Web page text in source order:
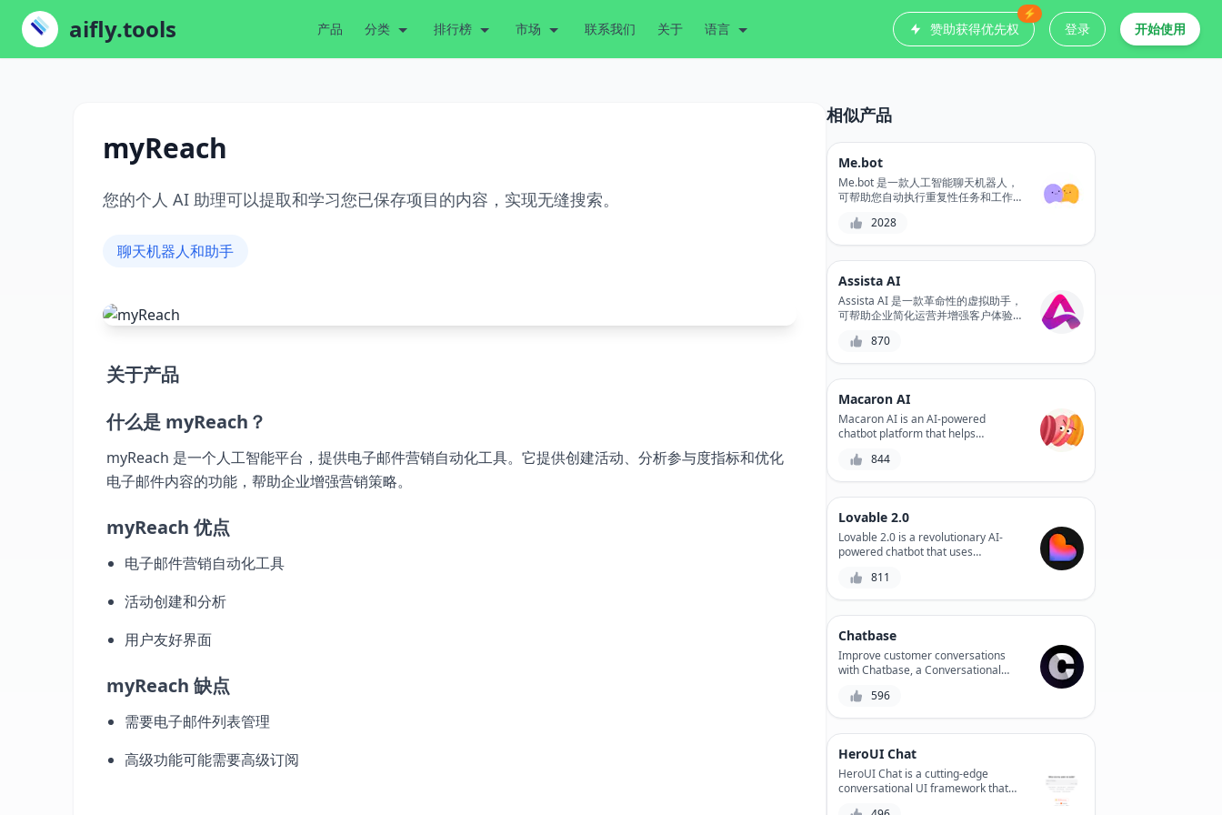
aifly.tools 产品 分类 排行榜 市场 联系我们 关于 语言 赞助获得优先权
⚡
登录 开始使用
myReach
您的个人 AI 助理可以提取和学习您已保存项目的内容，实现无缝搜索。
聊天机器人和助手
关于产品
什么是 myReach？
myReach 是一个人工智能平台，提供电子邮件营销自动化工具。它提供创建活动、分析参与度指标和优化
电子邮件内容的功能，帮助企业增强营销策略。
myReach 优点
电子邮件营销自动化工具
活动创建和分析
用户友好界面
myReach 缺点
需要电子邮件列表管理
高级功能可能需要高级订阅
相似产品
Me.bot
Me.bot 是一款人工智能聊天机器人，
可帮助您自动执行重复性任务和工作流
作效率。凭借其可自定义的工作流程和
并实现目标。
2028
Assista AI
Assista AI 是一款革命性的虚拟助手，
可帮助企业简化运营并增强客户体验。
帮助自动执行任务、提供个性化支持并
870
Macaron AI
Macaron AI is an AI-powered
chatbot platform that helps
support and sales conversations,
844
Lovable 2.0
Lovable 2.0 is a revolutionary AI-
powered chatbot that uses
and respond to users' feelings,
811
Chatbase
Improve customer conversations
with Chatbase, a Conversational
businesses optimize chatbot
596
HeroUI Chat
HeroUI Chat is a cutting-edge
conversational UI framework that